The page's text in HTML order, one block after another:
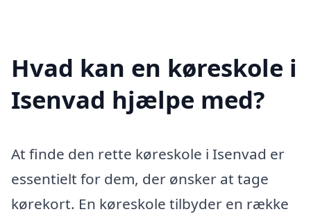
Hvad kan en køreskole i
Isenvad hjælpe med?
At finde den rette køreskole i Isenvad er
essentielt for dem, der ønsker at tage
kørekort. En køreskole tilbyder en række